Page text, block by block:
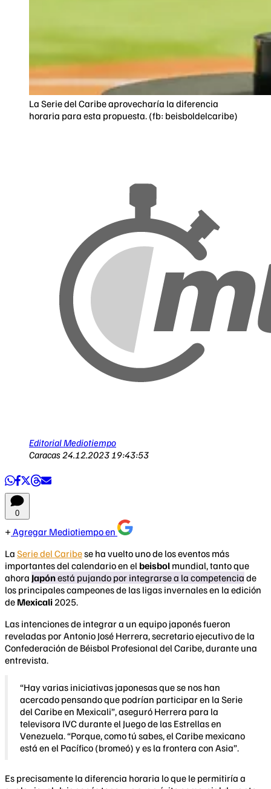
La Serie del Caribe aprovecharía la diferencia
horaria para esta propuesta. (fb: beisboldelcaribe)
Editorial Mediotiempo
Caracas24.12.2023 19:43:53
0
Agregar Mediotiempo en
La Serie del Caribese ha vuelto uno de los eventos más
importantes del calendario en el beisbol mundial, tanto que
ahora Japónestá pujando por integrarse a la competencia de
los principales campeones de las ligas invernales en la edición
de Mexicali 2025.
Las intenciones de integrar a un equipo japonés fueron
reveladas por Antonio José Herrera, secretario ejecutivo de la
Confederación de Béisbol Profesional del Caribe, durante una
entrevista.
“Hay varias iniciativas japonesas que se nos han
acercado pensando que podrían participar en la Serie
del Caribe en Mexicali”, aseguró Herrera para la
televisora IVC durante el Juego de las Estrellas en
Venezuela. “Porque, como tú sabes, el Caribe mexicano
está en el Pacífico (bromeó) y es la frontera con Asia”.
Es precisamente la diferencia horaria lo que le permitiría a